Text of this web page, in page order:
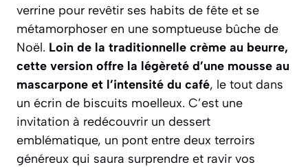
verrine pour revêtir ses habits de fête et se
métamorphoser en une somptueuse bûche de
Noël. Loin de la traditionnelle crème au beurre,
cette version offre la légèreté d’une mousse au
mascarpone et l’intensité du café, le tout dans
un écrin de biscuits moelleux. C’est une
invitation à redécouvrir un dessert
emblématique, un pont entre deux terroirs
généreux qui saura surprendre et ravir vos